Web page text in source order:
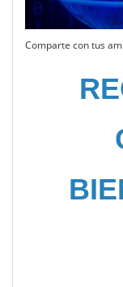
Comparte con tus